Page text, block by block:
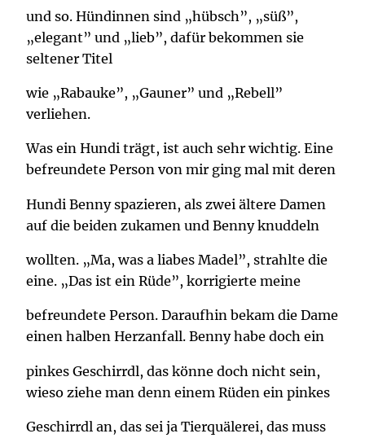
und so. Hündinnen sind „hübsch”, „süß”,
„elegant” und „lieb”, dafür bekommen sie
seltener Titel
wie „Rabauke”, „Gauner” und „Rebell”
verliehen.
Was ein Hundi trägt, ist auch sehr wichtig. Eine
befreundete Person von mir ging mal mit deren
Hundi Benny spazieren, als zwei ältere Damen
auf die beiden zukamen und Benny knuddeln
wollten. „Ma, was a liabes Madel”, strahlte die
eine. „Das ist ein Rüde”, korrigierte meine
befreundete Person. Daraufhin bekam die Dame
einen halben Herzanfall. Benny habe doch ein
pinkes Geschirrdl, das könne doch nicht sein,
wieso ziehe man denn einem Rüden ein pinkes
Geschirrdl an, das sei ja Tierquälerei, das muss